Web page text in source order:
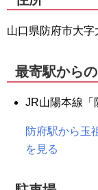
山口県防府市大字
最寄駅から
JR山陽本線「
防府駅から玉
を見る